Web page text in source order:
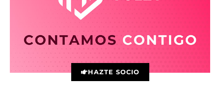
HAZTE SOCIO